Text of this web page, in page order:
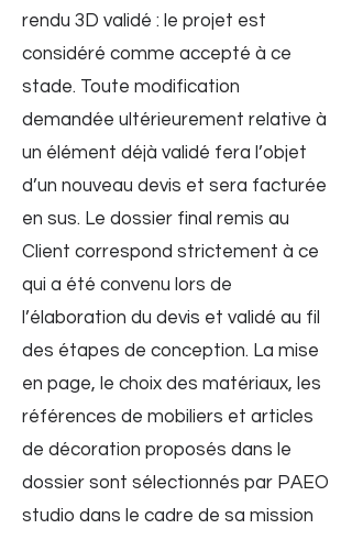
rendu 3D validé : le projet est
considéré comme accepté à ce
stade. Toute modification
demandée ultérieurement relative à
un élément déjà validé fera l’objet
d’un nouveau devis et sera facturée
en sus. Le dossier final remis au
Client correspond strictement à ce
qui a été convenu lors de
l’élaboration du devis et validé au fil
des étapes de conception. La mise
en page, le choix des matériaux, les
références de mobiliers et articles
de décoration proposés dans le
dossier sont sélectionnés par PAEO
studio dans le cadre de sa mission